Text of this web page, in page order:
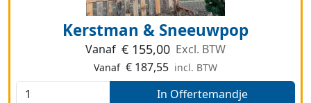
Kerstman & Sneeuwpop
Vanaf € 155,00 Excl. BTW
Vanaf € 187,55 incl. BTW
In Offertemandje